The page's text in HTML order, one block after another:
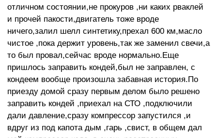
отличном состоянии,не прокуров ,ни каких рваклей
и прочей пакости,двигатель тоже вроде
ничего,залил шелл синтетику,прехал 600 км,масло
чистое ,пока держит уровень,так же заменил свечи,а
то был провал,сейчас вроде нормально.Еще
пришлось заправить кондей,был не заправлен, с
кондеем вообще произошла забавная история.По
приезду домой сразу первым делом было решено
заправить кондей ,приехал на СТО ,подключили
дали давление,сразу компрессор запустился ,и
вдруг из под капота дым ,гарь ,свист, в общем дал